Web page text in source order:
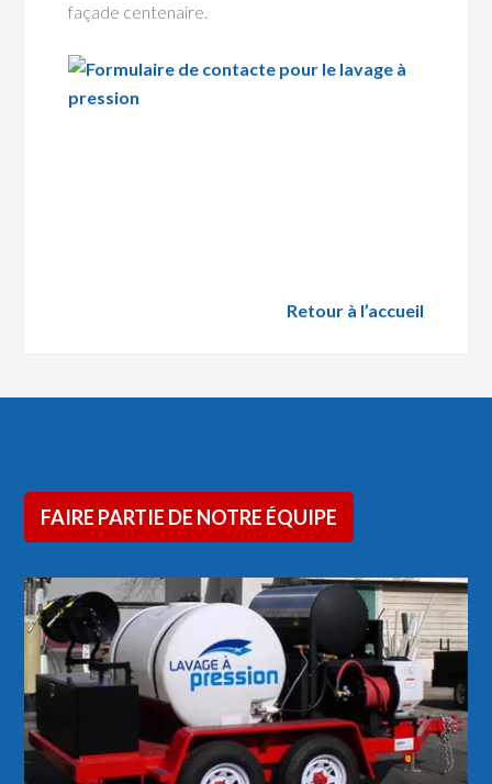
façade centenaire.
Retour à l’accueil
FAIRE PARTIE DE NOTRE ÉQUIPE